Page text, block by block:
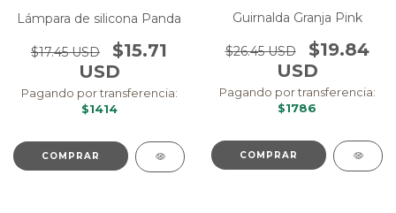
Lámpara de silicona Panda
$17.45 USD
$15.71
USD
Pagando por transferencia:
$1414
Guirnalda Granja Pink
$26.45 USD
$19.84
USD
Pagando por transferencia:
$1786
COMPRAR